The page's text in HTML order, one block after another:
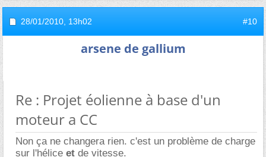
28/01/2010, 13h02 #10
arsene de gallium
Re : Projet éolienne à base d'un
moteur a CC
Non ça ne changera rien. c'est un problème de charge
sur l'hélice et de vitesse.